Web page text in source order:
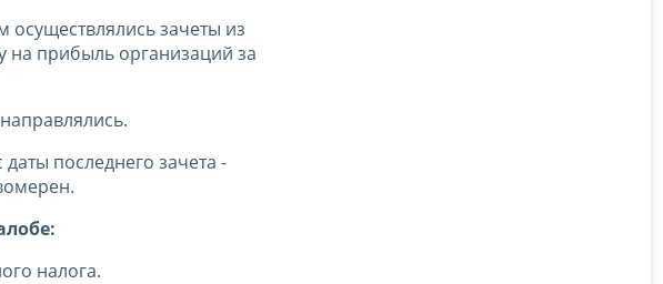
осуществлялись зачеты из
на прибыль организаций за
последнего зачета -
налога.